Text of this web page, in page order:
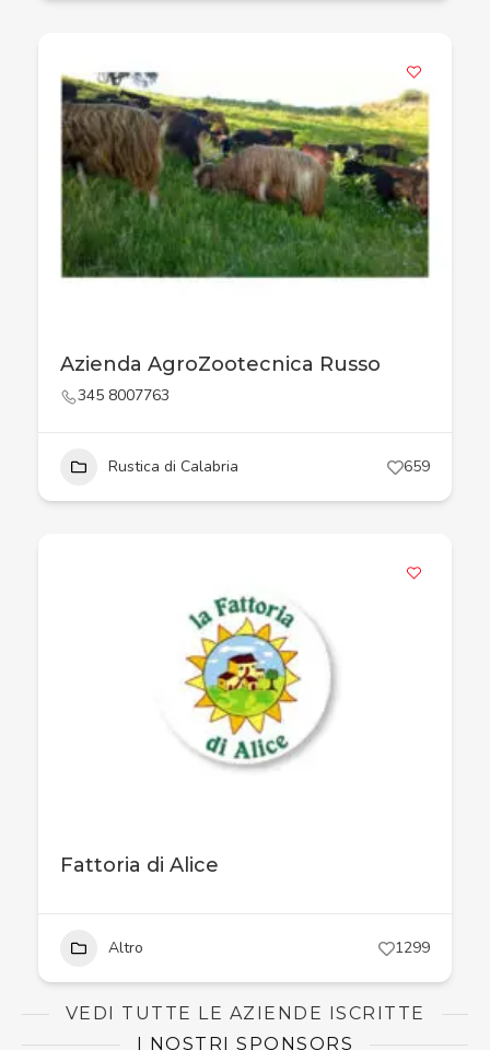
Azienda AgroZootecnica Russo
345 8007763
Rustica di Calabria 659
Fattoria di Alice
Altro 1299
VEDI TUTTE LE AZIENDE ISCRITTE
I NOSTRI SPONSORS